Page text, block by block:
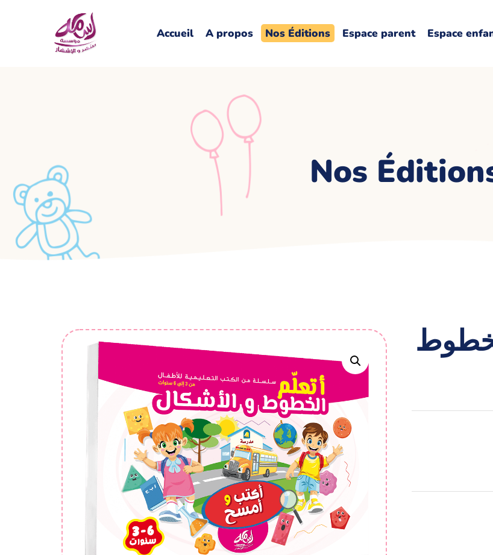
Accueil A propos Nos Éditions Espace parent Espace
Nos